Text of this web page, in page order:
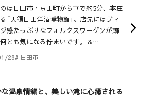
は日田市・豆田町から車で約5分、本庄
「天領日田洋酒博物館」。店先にはヴィ
感たっぷりなフォルクスワーゲンが飾
とも気になる佇まいです。 &…
28# 日田市
な温泉情緒と、美しい滝に心癒される